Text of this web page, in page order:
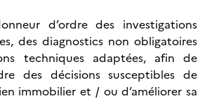
d’ordre des investigations
des diagnostics non obligatoires
techniques adaptées, afin de
des décisions susceptibles de
immobilier et / ou d’améliorer sa